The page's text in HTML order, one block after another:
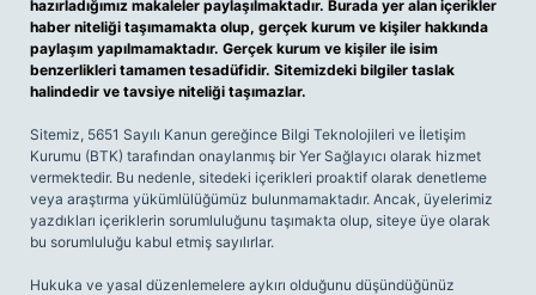
hazırladığımız makaleler paylaşılmaktadır. Burada yer alan içerikler
haber niteliği taşımamakta olup, gerçek kurum ve kişiler hakkında
paylaşım yapılmamaktadır. Gerçek kurum ve kişiler ile isim
benzerlikleri tamamen tesadüfidir. Sitemizdeki bilgiler taslak
halindedir ve tavsiye niteliği taşımazlar.
Sitemiz, 5651 Sayılı Kanun gereğince Bilgi Teknolojileri ve İletişim
Kurumu (BTK) tarafından onaylanmış bir Yer Sağlayıcı olarak hizmet
vermektedir. Bu nedenle, sitedeki içerikleri proaktif olarak denetleme
veya araştırma yükümlülüğümüz bulunmamaktadır. Ancak, üyelerimiz
yazdıkları içeriklerin sorumluluğunu taşımakta olup, siteye üye olarak
bu sorumluluğu kabul etmiş sayılırlar.
Hukuka ve yasal düzenlemelere aykırı olduğunu düşündüğünüz